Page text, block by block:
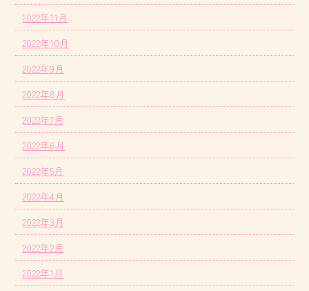
2022年11月
2022年10月
2022年9月
2022年8月
2022年7月
2022年6月
2022年5月
2022年4月
2022年3月
2022年2月
2022年1月